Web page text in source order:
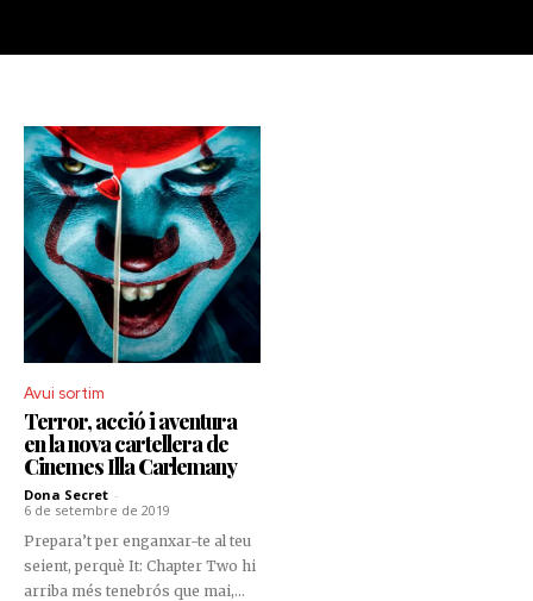
Avui sortim
Terror, acció i aventura
en la nova cartellera de
Cinemes Illa Carlemany
Dona Secret -
6 de setembre de 2019
Prepara’t per enganxar-te al teu
seient, perquè It: Chapter Two hi
arriba més tenebrós que mai,